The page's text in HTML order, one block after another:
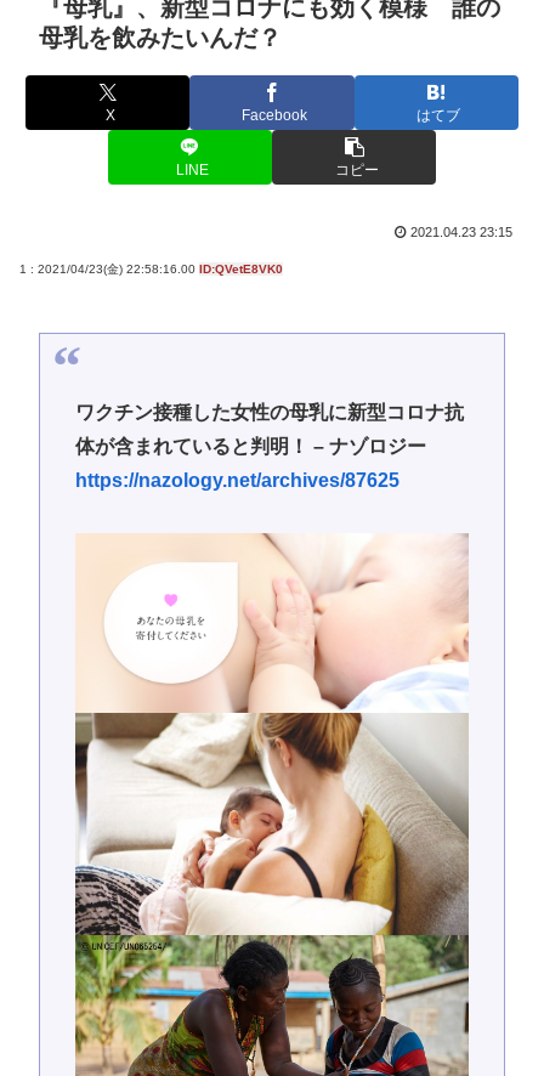
『母乳』、新型コロナにも効く模様 誰の
母乳を飲みたいんだ？
X Facebook はてブ
LINE コピー
2021.04.23 23:15
1 : 2021/04/23(金) 22:58:16.00 ID:QVetE8VK0
ワクチン接種した女性の母乳に新型コロナ抗
体が含まれていると判明！ – ナゾロジー
https://nazology.net/archives/87625